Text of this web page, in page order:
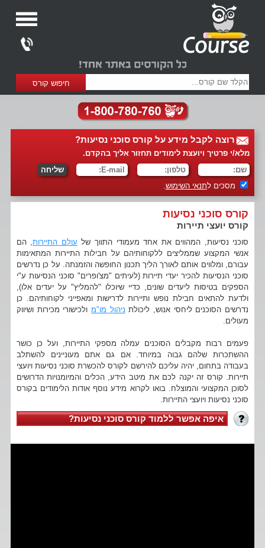
רוצה לקבל מידע על קורס סוכני נסיעות?
מלא/י פרטיך ויועצת לימודים תחזור אליך בהקדם.
מסכים לתנאי השימוש.
קורס סוכני נסיעות
קורס יועצי תיירות
סוכני נסיעות, המהווים את אחד מעמודי התווך של עולם התיירות, הם
אנשי המקצוע שממליצים ללקוחותיהם על חבילות התיירות המתאימות
עבורם, ומלווים אותם לאורך הליך תכנון החופשה והזמנתה. על כן נדרשים
סוכני הנסיעות להכיר יעדי תיירות (לעיתים "מצ'ופרים" סוכני הנסיעות ע"י
הספקים בטיסות ליעדים שונים, כדיי שיוכלו "להמליץ" על יעדים אלו),
ולדעת להתאים חבילת נופש ותיירות לדרישות ומאפייני לקוחותיהם. כן
נדרשים הסוכנים ליחסי אנוש, ליכולת ניהול מו"מ ולכישורי מכירות ושיווק
מעולים.
פעמים רבות מקבלים הסוכנים עמלה מספקי התיירות, ועל כן כושר
ההשתכרות שלהם גבוה במיוחד. אם גם אתם מעוניינים להשתלב
בעבודה בתחום, יהיה עליכם להירשם לקורס להכשרת סוכני נסיעות ויועצי
תיירות. קורס זה יקנה לכם את מיטב הידע, הכלים והמיומנויות הדרושים
לסוכן המקצועי והמוצלח. בואו לקרוא מידע נוסף אודות הלימודים בקורס
סוכני נסיעות ויועצי התיירות.
איפה אפשר ללמוד קורס סוכני נסיעות?